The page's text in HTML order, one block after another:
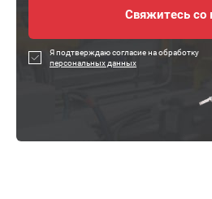
Я подтверждаю согласие на обработку
персональных данных